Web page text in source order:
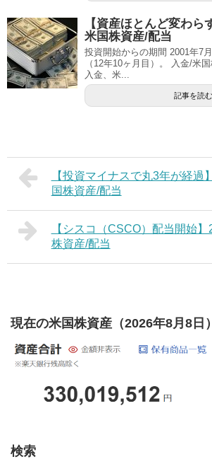
【資産ほとんど変わら
米国株資産/配当
投資開始からの期間 2001年7
（12年10ヶ月目）。 入金/米
入金、米...
記事を読む
【投資マイナスで丸3年が経過
国株資産/配当
【シスコ（CSCO）配当開始
株資産/配当
現在の米国株資産（2026年8月8日）
検索